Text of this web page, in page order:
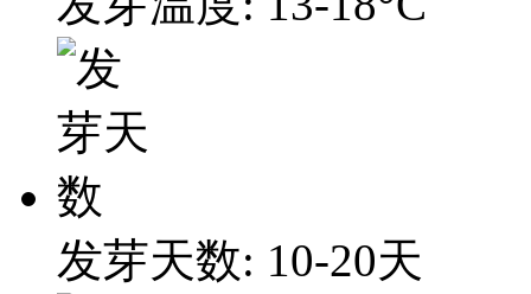
发芽天数: 10-20天